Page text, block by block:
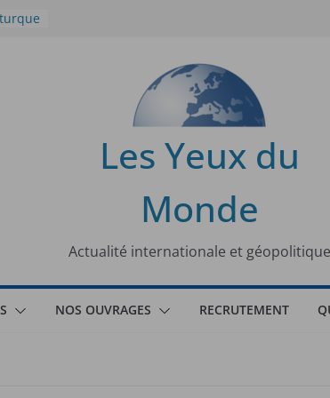
Les Yeux du
Monde
Actualité internationale et géopolitique
NOS OUVRAGES RECRUTEMENT